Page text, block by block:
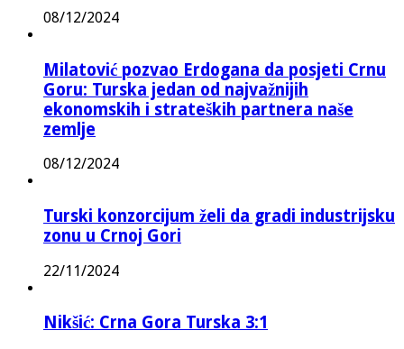
08/12/2024
Milatović pozvao Erdogana da posjeti Crnu
Goru: Turska jedan od najvažnijih
ekonomskih i strateških partnera naše
zemlje
08/12/2024
Turski konzorcijum želi da gradi industrijsku
zonu u Crnoj Gori
22/11/2024
Nikšić: Crna Gora Turska 3:1